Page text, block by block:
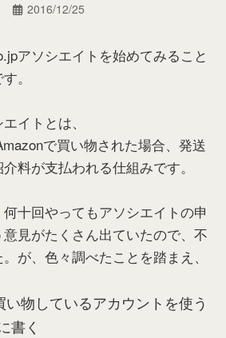
2016/12/25
アソシエイトを始めてみること
。
イトとは、
で買い物された場合、発送
料が支払われる仕組みです。
十回やってもアソシエイトの申
見がたくさん出ていたので、不
が、色々調べたことを踏まえ、
い物しているアカウントを使う
書く